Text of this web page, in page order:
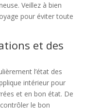
Veillez à bien
pour éviter toute
et des
l’état des
intérieur pour
et en bon état. De
le bon